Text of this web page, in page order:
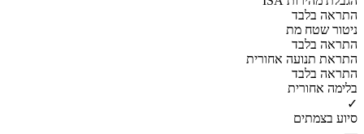
התראה בלבד
ניטור שטח מת
התראה בלבד
התראת תנועה אחורית
התראה בלבד
בלימה אחורית
✓
סיוע בצמתים